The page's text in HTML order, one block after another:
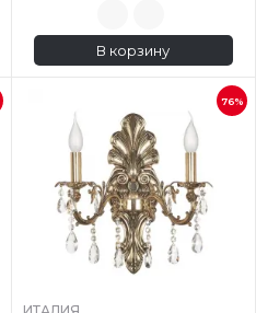
В корзину
76%